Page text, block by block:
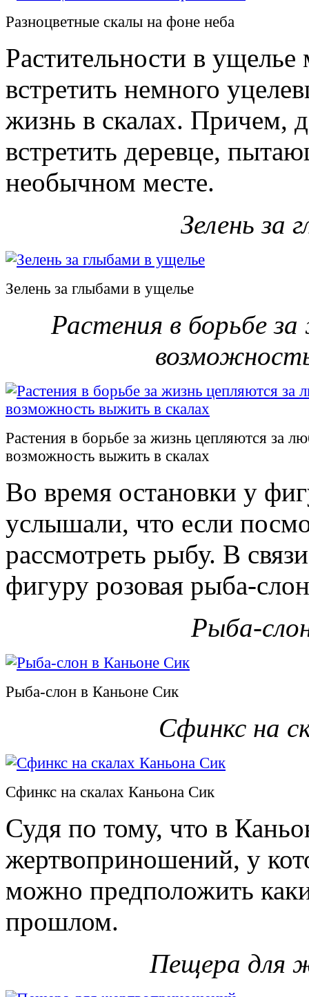
Разноцветные скалы на фоне неба
Растительности в
встретить немного
жизнь в скалах. Причем,
встретить деревце,
необычном месте.
Зелень за
Зелень за глыбами в ущелье
Растения в борьбе
Растения в борьбе за жизнь цепляются за
возможность выжить в скалах
Во время остановки у
услышали, что если
рассмотреть рыбу. В
фигуру розовая рыба-
Рыба-
Рыба-слон в Каньоне Сик
Сфинкс на
Сфинкс на скалах Каньона Сик
Судя по тому, что в
жертвоприношений, у
можно предположить
прошлом.
Пещера для